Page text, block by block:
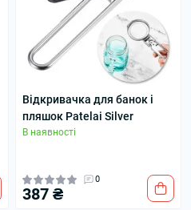
Відкривачка для банок і
пляшок Patelai Silver
В наявності
0
387 ₴